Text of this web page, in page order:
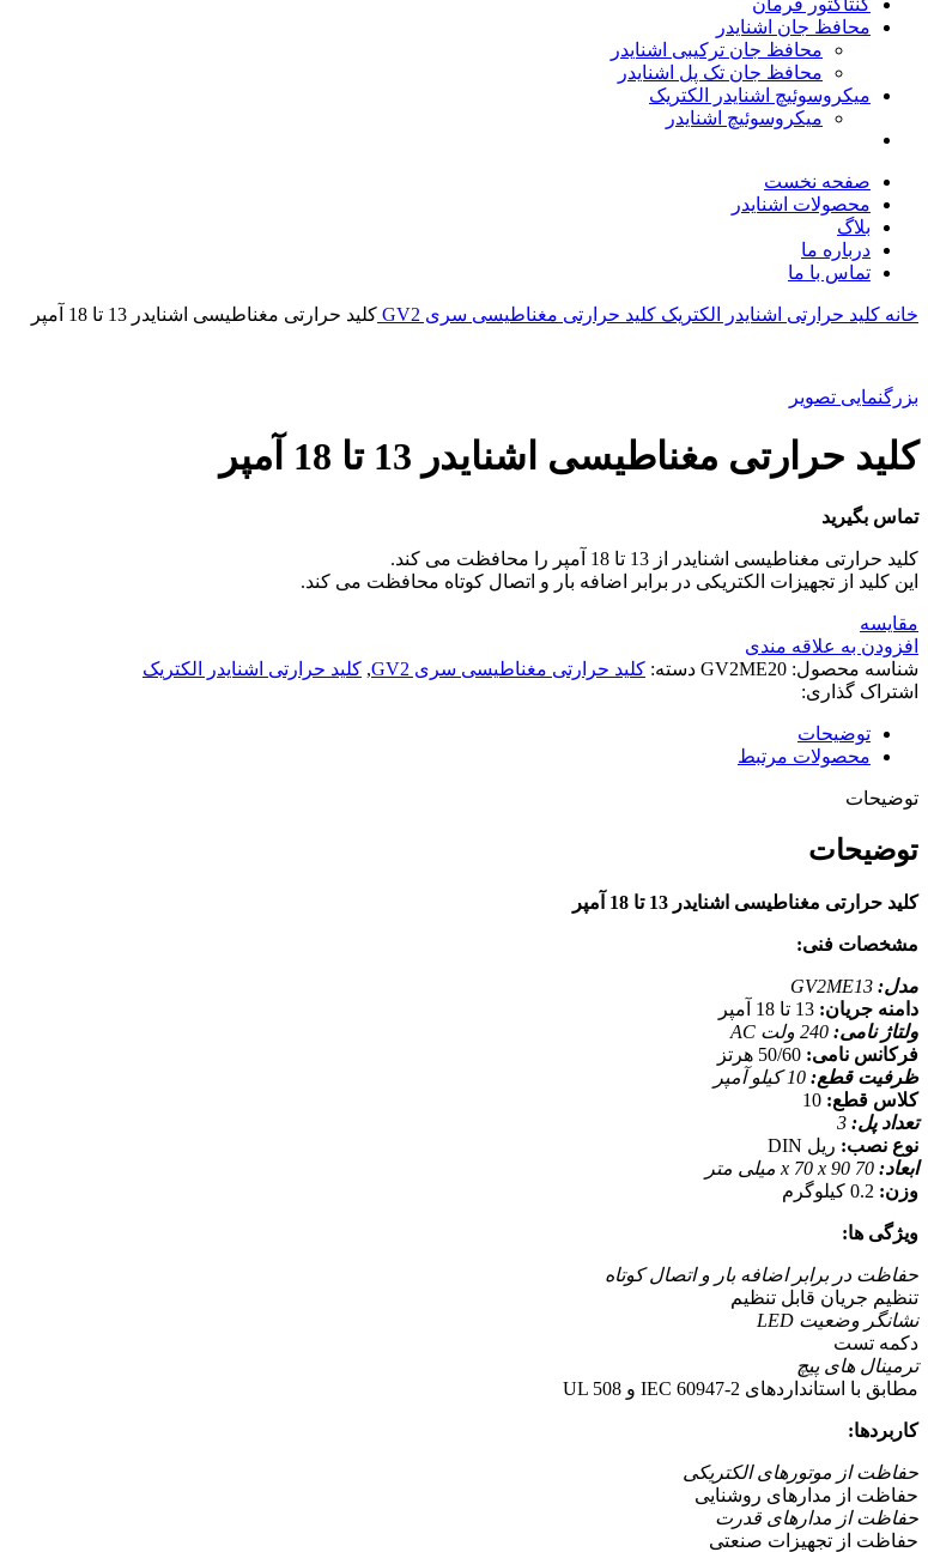
کنتاکتور فرمان
محافظ جان اشنایدر
محافظ جان ترکیبی اشنایدر
محافظ جان تک پل اشنایدر
میکروسوئیچ اشنایدر الکتریک
میکروسوئیچ اشنایدر
صفحه نخست
محصولات اشنایدر
بلاگ
درباره ما
تماس با ما
خانه کلید حرارتی اشنایدر الکتریک کليد حرارتی مغناطيسی سری GV2 کليد حرارتی مغناطیسی اشنایدر 13 تا 18 آمپر
بزرگنمایی تصویر
کليد حرارتی مغناطیسی اشنایدر 13 تا 18 آمپر
تماس بگیرید
کلید حرارتی مغناطیسی اشنایدر از 13 تا 18 آمپر را محافظت می کند.
این کلید از تجهیزات الکتریکی در برابر اضافه بار و اتصال کوتاه محافظت می کند.
مقایسه
افزودن به علاقه مندی
شناسه محصول: GV2ME20 دسته: کليد حرارتی مغناطيسی سری GV2 , کلید حرارتی اشنایدر الکتریک
اشتراک گذاری:
توضیحات
محصولات مرتبط
توضیحات
توضیحات
کلید حرارتی مغناطیسی اشنایدر 13 تا 18 آمپر
مشخصات فنی:
مدل:
دامنه جریان:
ولتاژ نامی:
فرکانس نامی:
ظرفیت قطع:
کلاس قطع:
تعداد پل:
نوع نصب: ریل DIN
ابعاد:
وزن:
ویژگی ها:
حفاظت در برابر اضافه بار و اتصال کوتاه
تنظیم جریان قابل تنظیم
نشانگر وضعیت LED
دکمه تست
ترمینال های پیچ
مطابق با استانداردهای IEC 60947-2 و UL 508
کاربردها:
حفاظت از موتورهای الکتریکی
حفاظت از مدارهای روشنایی
حفاظت از مدارهای قدرت
حفاظت از تجهیزات صنعتی